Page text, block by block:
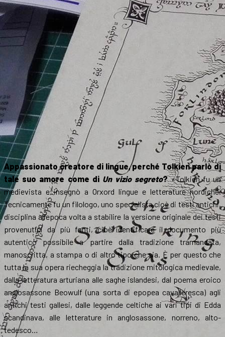
Appassionato creatore di lingue, perché Tolkien parlò di
tale suo amore come di Un vizio segreto?«Tolkien fu un
medievista e insegnò a Orxord lingue e letterature nordiche.
Tecnicamente fu un filologo, uno specialista cioè di testi antichi,
disciplina all’epoca volta a stabilire la versione originale dei testi
provenutici da più fonti, cioè identificare il documento più
autentico possibile a partire dalla tradizione tramandata,
manoscritta, a stampa o di altro tipo che sia. È per questo che
tutta la sua opera riecheggia la tradizione mitologica medievale,
dalla letteratura arturiana alle saghe islandesi, dal poema eroico
anglosassone Beowulf (una sorta di epopea cavalleresca) agli
antichi testi gallesi, dalle leggende celtiche ai vari tipi di Edda
scandinava, alle letterature in anglosassone, norreno, alto-
tedesco…